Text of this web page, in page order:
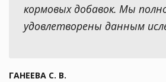
кормовых добавок. Мы
удовлетворены данным
ГАНЕЕВА С. В.